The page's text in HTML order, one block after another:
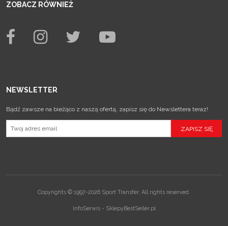
ZOBACZ RÓWNIEŻ
NEWSLETTER
Bądź zawsze na bieżąco z naszą ofertą, zapisz się do Newslettera teraz!
Copyrights © 1997-2026 Sport Transfer. All rights reserved.
InfoSerwis- SklepyBestSeller.pl